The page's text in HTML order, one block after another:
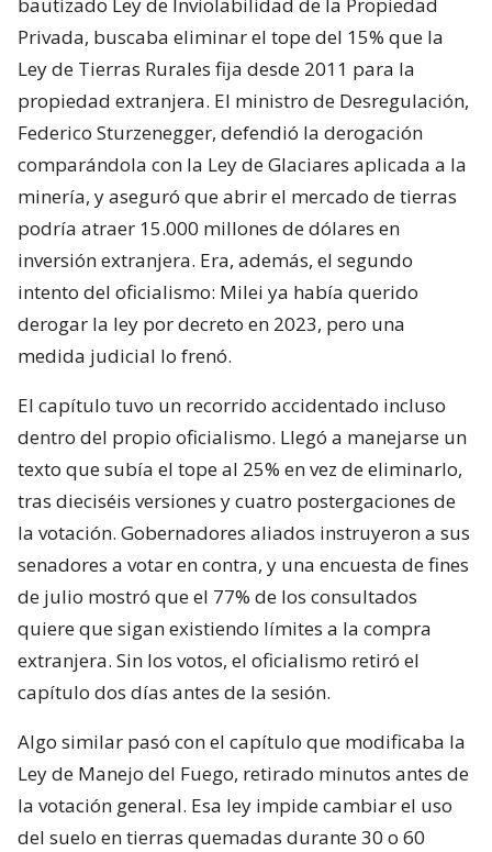
bautizado Ley de Inviolabilidad de la Propiedad
Privada, buscaba eliminar el tope del 15% que la
Ley de Tierras Rurales fija desde 2011 para la
propiedad extranjera. El ministro de Desregulación,
Federico Sturzenegger, defendió la derogación
comparándola con la Ley de Glaciares aplicada a la
minería, y aseguró que abrir el mercado de tierras
podría atraer 15.000 millones de dólares en
inversión extranjera. Era, además, el segundo
intento del oficialismo: Milei ya había querido
derogar la ley por decreto en 2023, pero una
medida judicial lo frenó.
El capítulo tuvo un recorrido accidentado incluso
dentro del propio oficialismo. Llegó a manejarse un
texto que subía el tope al 25% en vez de eliminarlo,
tras dieciséis versiones y cuatro postergaciones de
la votación. Gobernadores aliados instruyeron a sus
senadores a votar en contra, y una encuesta de fines
de julio mostró que el 77% de los consultados
quiere que sigan existiendo límites a la compra
extranjera. Sin los votos, el oficialismo retiró el
capítulo dos días antes de la sesión.
Algo similar pasó con el capítulo que modificaba la
Ley de Manejo del Fuego, retirado minutos antes de
la votación general. Esa ley impide cambiar el uso
del suelo en tierras quemadas durante 30 o 60